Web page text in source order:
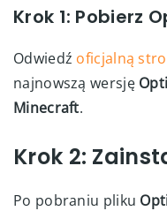
Krok 1: Pobierz
Odwiedź oficjalną
najnowszą wersję
Minecraft.
Krok 2:
Po pobraniu pliku